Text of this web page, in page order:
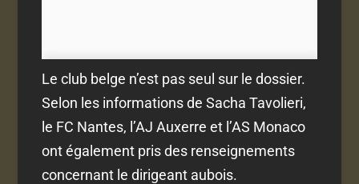
Le club belge n’est pas seul sur le dossier.
Selon les informations de Sacha Tavolieri,
le FC Nantes, l’AJ Auxerre et l’AS Monaco
ont également pris des renseignements
concernant le dirigeant aubois.